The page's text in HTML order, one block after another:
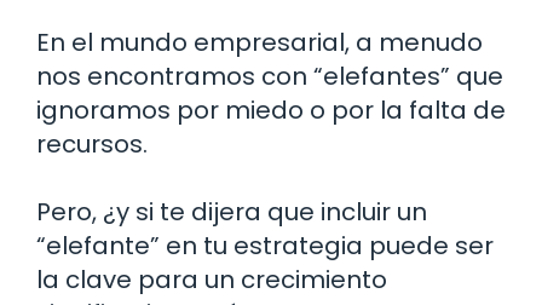
En el mundo empresarial, a menudo
nos encontramos con “elefantes” que
ignoramos por miedo o por la falta de
recursos.
Pero, ¿y si te dijera que incluir un
“elefante” en tu estrategia puede ser
la clave para un crecimiento